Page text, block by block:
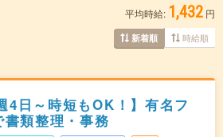
平均時給: 1,432 円
新着順 時給順
4日～時短もOK！】有名フ
書類整理・事務